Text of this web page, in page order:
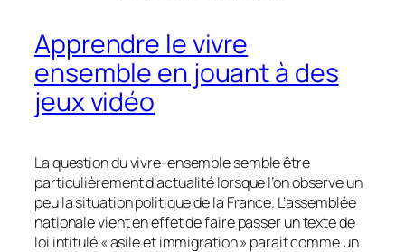
Apprendre le vivre
ensemble en jouant à des
jeux vidéo
La question du vivre-ensemble semble être
particulièrement d’actualité lorsque l’on observe un
peu la situation politique de la France. L’assemblée
nationale vient en effet de faire passer un texte de
loi intitulé « asile et immigration » parait comme un